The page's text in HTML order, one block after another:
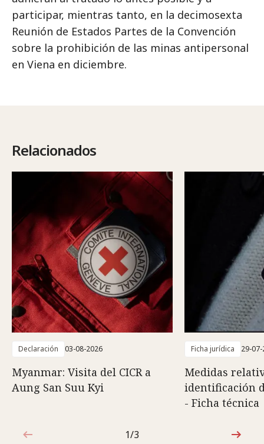
participar, mientras tanto, en la decimosexta
Reunión de Estados Partes de la Convención
sobre la prohibición de las minas antipersonal
en Viena en diciembre.
Relacionados
Declaración 03-08-2026
Myanmar: Visita del CICR a
Aung San Suu Kyi
Ficha jurídica 29-
Medidas
identificación
- Ficha técnica
1de3
1/3